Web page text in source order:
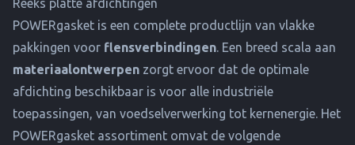
Reeks platte afdichtingen
POWERgasket is een complete productlijn van vlakke
pakkingen voor flensverbindingen. Een breed scala aan
materiaalontwerpen zorgt ervoor dat de optimale
afdichting beschikbaar is voor alle industriële
toepassingen, van voedselverwerking tot kernenergie. Het
POWERgasket assortiment omvat de volgende